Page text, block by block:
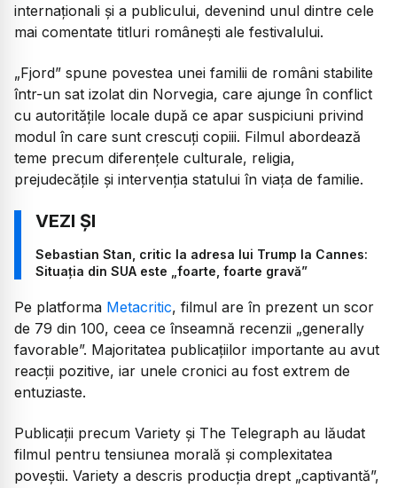
internaționali și a publicului, devenind unul dintre cele
mai comentate titluri românești ale festivalului.
„Fjord” spune povestea unei familii de români stabilite
într-un sat izolat din Norvegia, care ajunge în conflict
cu autoritățile locale după ce apar suspiciuni privind
modul în care sunt crescuți copiii. Filmul abordează
teme precum diferențele culturale, religia,
prejudecățile și intervenția statului în viața de familie.
Sebastian Stan, critic la adresa lui Trump la Cannes:
Situația din SUA este „foarte, foarte gravă”
Pe platforma Metacritic, filmul are în prezent un scor
de 79 din 100, ceea ce înseamnă recenzii „generally
favorable”. Majoritatea publicațiilor importante au avut
reacții pozitive, iar unele cronici au fost extrem de
entuziaste.
Publicații precum Variety și The Telegraph au lăudat
filmul pentru tensiunea morală și complexitatea
poveștii. Variety a descris producția drept „captivantă”,